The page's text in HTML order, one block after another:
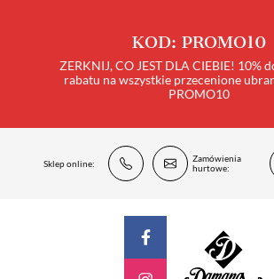
KOD: PROMO10
ZERKNIJ, CO JEST DLA CIEBIE! 10%
rabatu na wszystkie przecenione
PROMO10
Sklep online:
Zamówienia
hurtowe: